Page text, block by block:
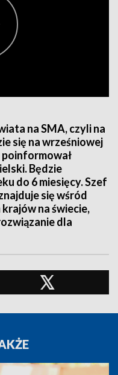
na SMA, czyli na
się na wrześniowej
Będzie
do 6 miesięcy. Szef
się wśród
na świecie,
dla